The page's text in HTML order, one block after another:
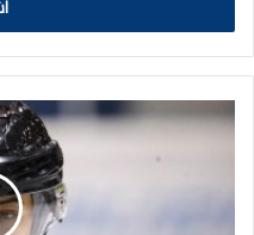
شوق
الهندال